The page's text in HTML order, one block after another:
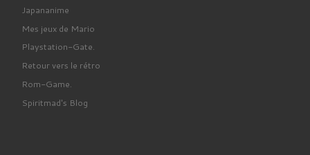
Japananime
Mes jeux de Mario
Playstation-Gate.
Retour vers le rétro
Rom-Game.
Spiritmad's Blog